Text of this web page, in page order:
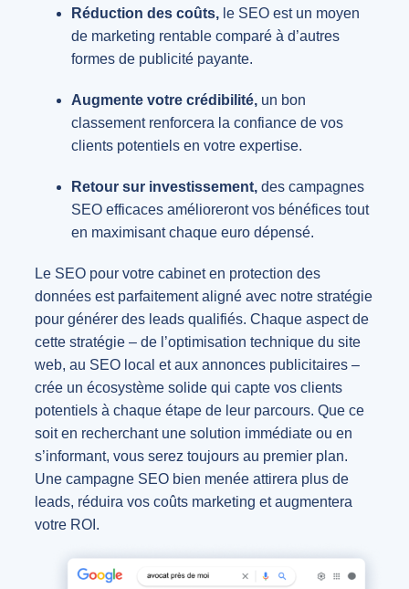
Réduction des coûts, le SEO est un moyen
de marketing rentable comparé à d’autres
formes de publicité payante.
Augmente votre crédibilité, un bon
classement renforcera la confiance de vos
clients potentiels en votre expertise.
Retour sur investissement, des campagnes
SEO efficaces amélioreront vos bénéfices tout
en maximisant chaque euro dépensé.
Le SEO pour votre cabinet en protection des
données est parfaitement aligné avec notre stratégie
pour générer des leads qualifiés. Chaque aspect de
cette stratégie – de l’optimisation technique du site
web, au SEO local et aux annonces publicitaires –
crée un écosystème solide qui capte vos clients
potentiels à chaque étape de leur parcours. Que ce
soit en recherchant une solution immédiate ou en
s’informant, vous serez toujours au premier plan.
Une campagne SEO bien menée attirera plus de
leads, réduira vos coûts marketing et augmentera
votre ROI.